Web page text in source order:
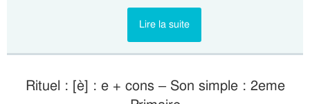
Lire la suite
Rituel : [è] : e + cons – Son simple : 2eme